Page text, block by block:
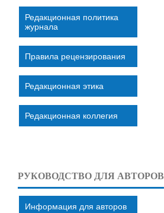
Редакционная политика
журнала
Правила рецензирования
Редакционная этика
Редакционная коллегия
РУКОВОДСТВО ДЛЯ АВТОРОВ
Информация для авторов